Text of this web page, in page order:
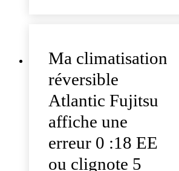
Ma climatisation
réversible
Atlantic Fujitsu
affiche une
erreur 0 :18 EE
ou clignote 5